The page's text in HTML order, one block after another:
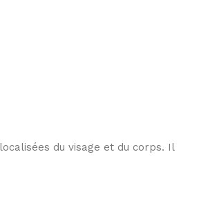
du visage et du corps. Il